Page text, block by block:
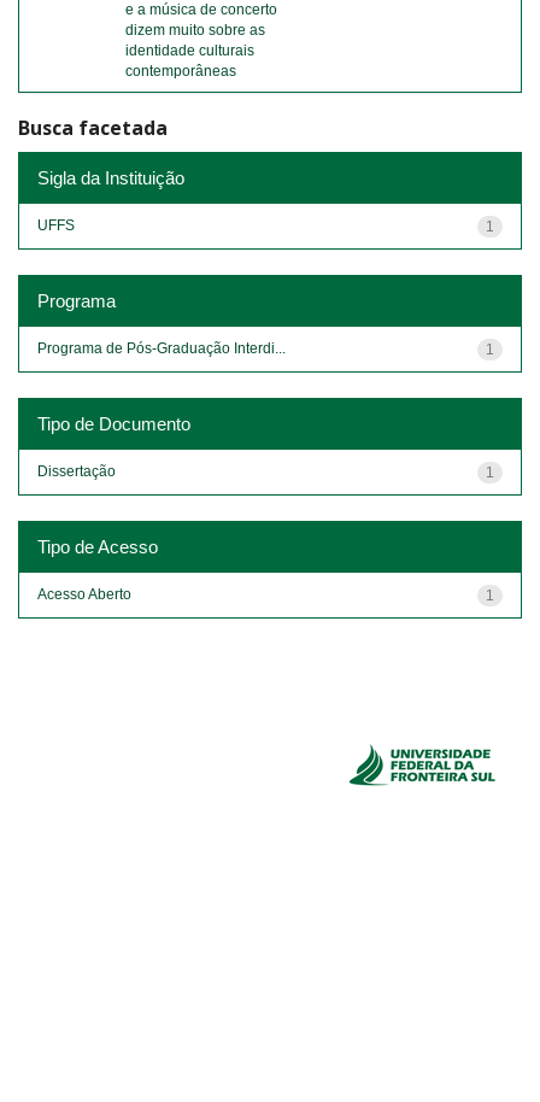
e a música de concerto
dizem muito sobre as
identidade culturais
contemporâneas
Busca facetada
Sigla da Instituição
1
UFFS
Programa
1
Programa de Pós-Graduação Interdi...
Tipo de Documento
1
Dissertação
Tipo de Acesso
1
Acesso Aberto